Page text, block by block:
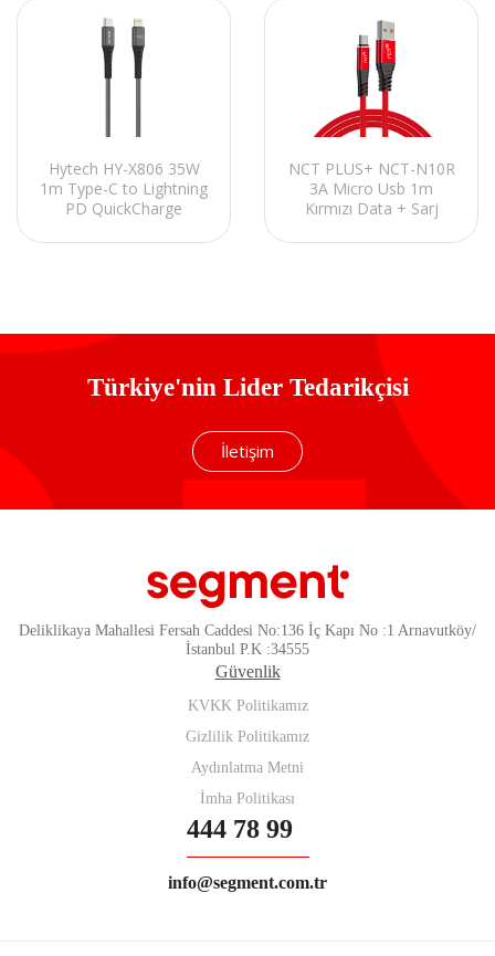
Hytech HY-X806 35W
1m Type-C to Lightning
PD QuickCharge
Şarj Kablosu
NCT PLUS+ NCT-N10R
3A Micro Usb 1m
Kırmızı Data + Sarj
Türkiye'nin Lider Tedarikçisi
İletişim
Deliklikaya Mahallesi Fersah Caddesi No:136 İç Kapı No :1 Arnavutköy/
İstanbul P.K :34555
Güvenlik
KVKK Politikamız
Gizlilik Politikamız
Aydınlatma Metni
İmha Politikası
444 78 99
info@segment.com.tr